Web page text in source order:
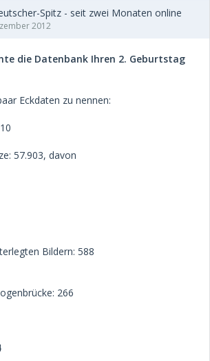
Spitz - seit zwei Monaten online
2012
die Datenbank Ihren 2. Geburtstag
Eckdaten zu nennen:
57.903, davon
Bildern: 588
266